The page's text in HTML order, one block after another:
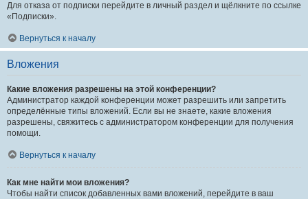
Для отказа от подписки перейдите в личный раздел и щёлкните по ссылке
«Подписки».
Вернуться к началу
Вложения
Какие вложения разрешены на этой конференции?
Администратор каждой конференции может разрешить или запретить
определённые типы вложений. Если вы не знаете, какие вложения
разрешены, свяжитесь с администратором конференции для получения
помощи.
Вернуться к началу
Как мне найти мои вложения?
Чтобы найти список добавленных вами вложений, перейдите в ваш